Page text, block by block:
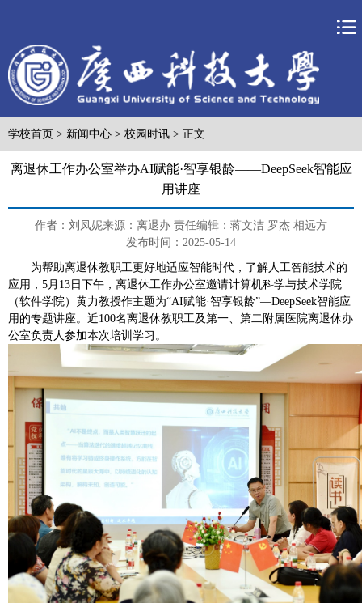
学校首页 > 新闻中心 > 校园时讯 > 正文
离退休工作办公室举办AI赋能·智享银龄——DeepSeek智能应
用讲座
作者：刘凤妮来源：离退办 责任编辑：蒋文洁 罗杰 相远方
发布时间：2025-05-14
为帮助离退休教职工更好地适应智能时代，了解人工智能技术的
应用，5月13日下午，离退休工作办公室邀请计算机科学与技术学院
（软件学院）黄力教授作主题为“AI赋能·智享银龄”—DeepSeek智能应
用的专题讲座。近100名离退休教职工及第一、第二附属医院离退休办
公室负责人参加本次培训学习。